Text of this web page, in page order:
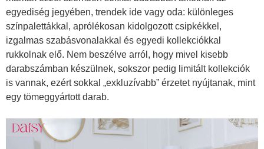
egyediség jegyében, trendek ide vagy oda: különleges
színpalettákkal, aprólékosan kidolgozott csipkékkel,
izgalmas szabásvonalakkal és egyedi kollekciókkal
rukkolnak elő. Nem beszélve arról, hogy mivel kisebb
darabszámban készülnek, sokszor pedig limitált kollekciók
is vannak, ezért sokkal „exkluzívabb” érzetet nyújtanak, mint
egy tömeggyártott darab.